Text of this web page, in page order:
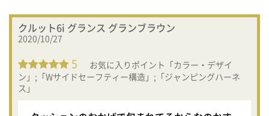
クルット6i グランス グランブラウン
2020/10/27
5
お気に入りポイント「カラー・デザイ
ン」;「Wサイドセーフティー構造」;「ジャンピングハーネ
ス」